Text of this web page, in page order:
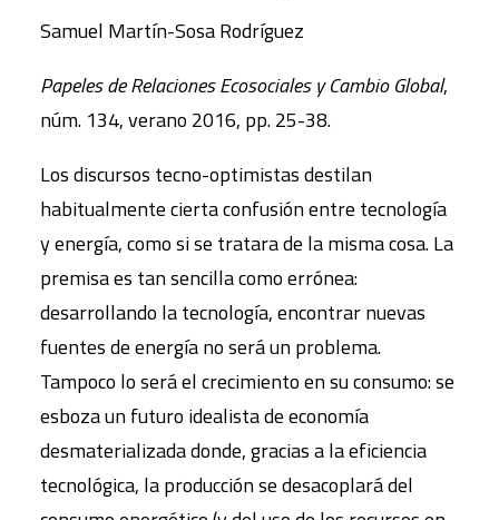
Samuel Martín-Sosa Rodríguez
Papeles de Relaciones Ecosociales y Cambio Global,
núm. 134, verano 2016, pp. 25-38.
Los discursos tecno-optimistas destilan
habitualmente cierta confusión entre tecnología
y energía, como si se tratara de la misma cosa. La
premisa es tan sencilla como errónea:
desarrollando la tecnología, encontrar nuevas
fuentes de energía no será un problema.
Tampoco lo será el crecimiento en su consumo: se
esboza un futuro idealista de economía
desmaterializada donde, gracias a la eficiencia
tecnológica, la producción se desacoplará del